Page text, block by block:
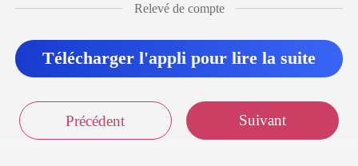
Relevé de compte
Télécharger l'appli pour lire la suite
Précédent Suivant